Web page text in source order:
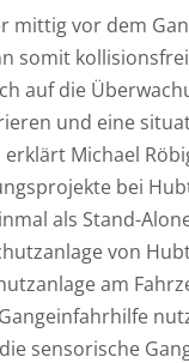
mittig vor dem
somit
auf die
und eine
erklärt Michael
bei
als Stand-
von
am
sensorische